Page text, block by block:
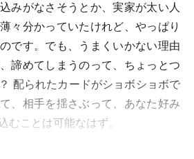
みがなさそうとか、実家が太い人
々分かっていたけれど、やっぱり
です。でも、うまくいかない理由
諦めてしまうのって、ちょっとつ
配られたカードがショボショボで
、相手を揺さぶって、あなた好み
むことは可能なはず。